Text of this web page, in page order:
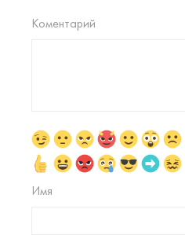
Коментарий
Имя